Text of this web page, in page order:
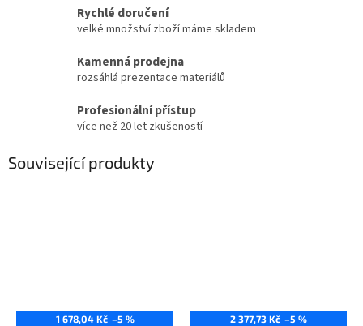
Rychlé doručení
velké množství zboží máme skladem
Kamenná prodejna
rozsáhlá prezentace materiálů
Profesionální přístup
více než 20 let zkušeností
Související produkty
1 678,04 Kč –5 % 2 377,73 Kč –5 %